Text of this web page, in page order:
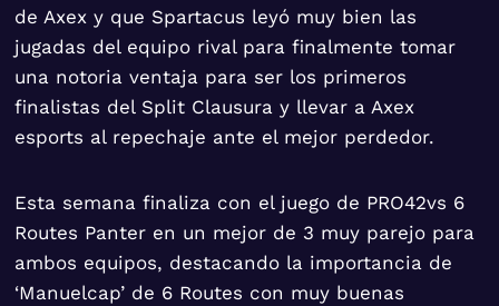
de Axex y que Spartacus leyó muy bien las
jugadas del equipo rival para finalmente tomar
una notoria ventaja para ser los primeros
finalistas del Split Clausura y llevar a Axex
esports al repechaje ante el mejor perdedor.
Esta semana finaliza con el juego de PRO42vs 6
Routes Panter en un mejor de 3 muy parejo para
ambos equipos, destacando la importancia de
‘Manuelcap’ de 6 Routes con muy buenas